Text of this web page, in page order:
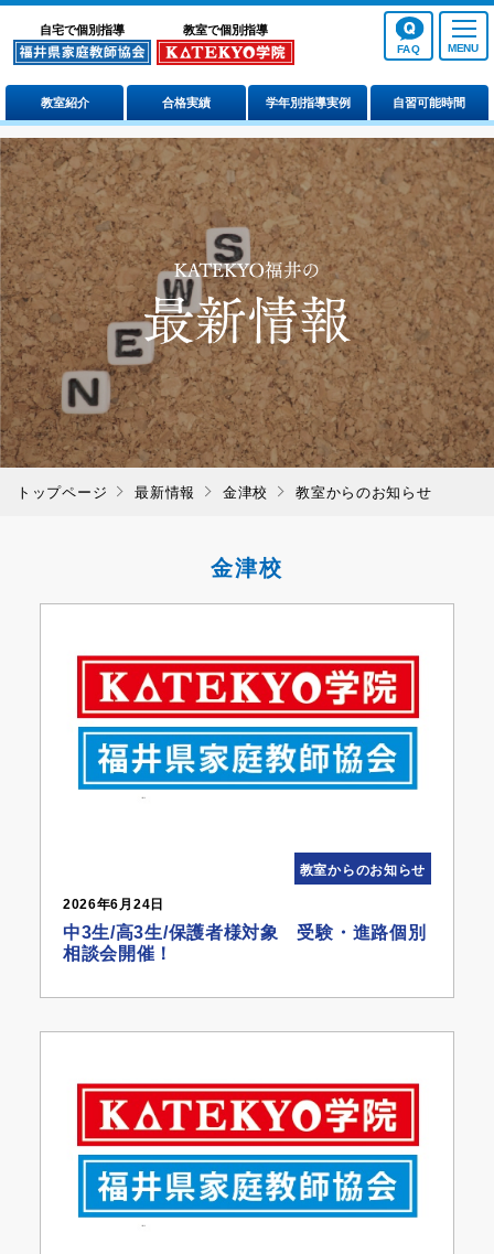
自宅で個別指導 教室で個別指導
学年別指導実例
教室紹介 合格実績 自習可能時間
FAQ
トップページ 最新情報 金津校 教室からのお知らせ
金津校
教室からのお知らせ
2026年6月24日
中3生/高3生/保護者様対象 受験・進路個別
相談会開催！